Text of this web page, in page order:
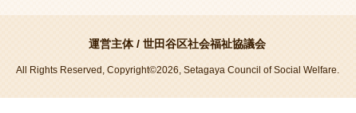
運営主体 / 世田谷区社会福祉協議会
All Rights Reserved, Copyright©2026, Setagaya Council of Social Welfare.